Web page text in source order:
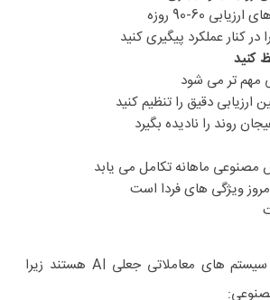
60-90 روزه
کنید
مهم تر می شود
ارزیابی دقیق را تنظیم کنید
روند را نادیده بگیرد
ماهانه تکامل می یابد
ویژگی های فردا است
90 ٪ از “AI EAS” سیستم های معاملاتی جعلی AI هستند زیرا